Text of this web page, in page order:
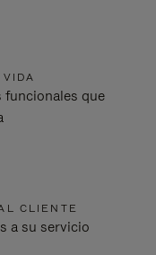
funcionales que
CLIENTE
a su servicio